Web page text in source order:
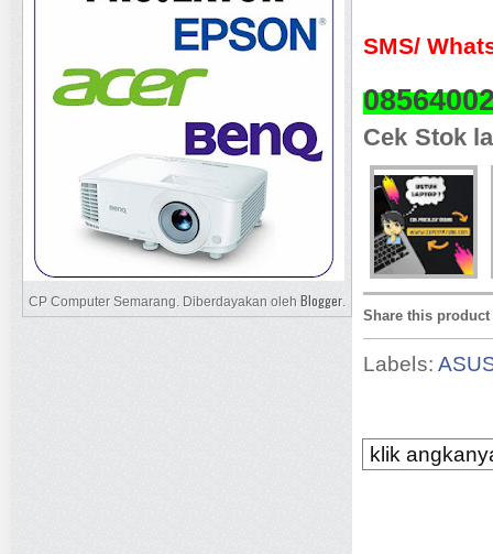
SMS/
Cek Stok
Share this product
Labels:
klik
CP Computer Semarang. Diberdayakan oleh Blogger.